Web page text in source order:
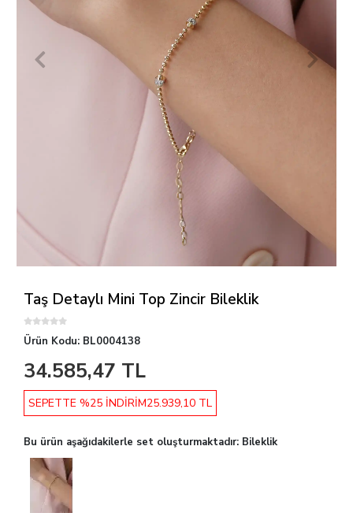
Taş Detaylı Mini Top Zincir Bileklik
Ürün Kodu: BL0004138
34.585,47 TL
SEPETTE %25 İNDİRİM25.939,10 TL
Bu ürün aşağıdakilerle set oluşturmaktadır: Bileklik